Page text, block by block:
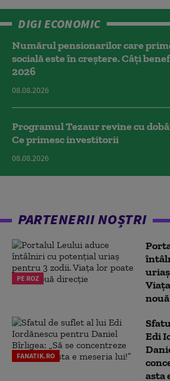
DIGI ECONOMIC
Numărul pensionarilor care
socială este în creștere. Câți
2026
08.08.2026
Programul Tezaur revine cu
Ce primesc investitorii
08.08.2026
PARTENERII NOȘTRI
PE ROZ
FANATIK.RO
Edi
asta